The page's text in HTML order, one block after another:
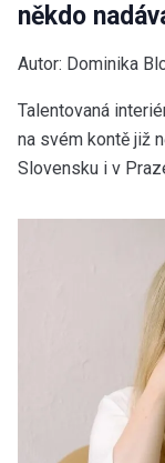
někdo
Autor: Dominika
Talentovaná
na svém kontě již
Slovensku i v